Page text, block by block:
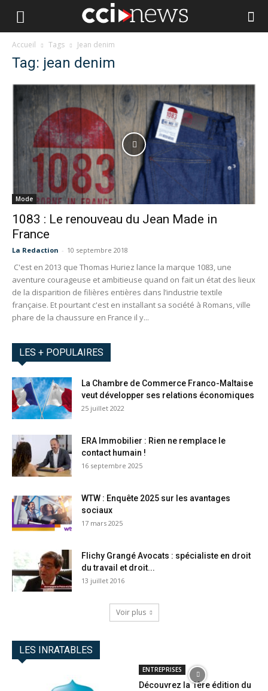
Accueil Tags Jean denim
Tag: jean denim
Mode
1083 : Le renouveau du Jean Made in
France
La Redaction - 10 septembre 2018
C'est en 2013 que Thomas Huriez lance la marque 1083, une
aventure courageuse et ambitieuse quand on fait un état des lieux
de la disparition de filières entières dans l’industrie textile
française. Et pourtant c'est en installant sa société à Romans, ville
phare de la chaussure en France il y...
LES + POPULAIRES
La Chambre de Commerce Franco-Maltaise
veut développer ses relations économiques
25 juillet 2022
ERA Immobilier : Rien ne remplace le
contact humain !
16 septembre 2025
WTW : Enquête 2025 sur les avantages
sociaux
17 mars 2025
Flichy Grangé Avocats : spécialiste en droit
du travail et droit...
13 juillet 2016
Voir plus
LES INRATABLES
ENTREPRISES
Découvrez la 1ère édition du